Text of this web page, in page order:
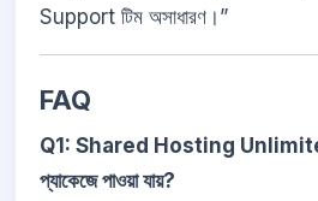
Support টিম অসাধারণ।”
FAQ
Q1: Shared Hosting
প্যাকেজে পাওয়া যায়?